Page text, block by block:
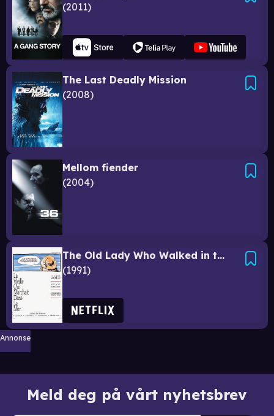
2011
The Last Deadly Mission
2008
Mellom fiender
2004
The Old Lady Who Walked in the Sea
1991
Annonse
Meld deg på vårt nyhetsbrev